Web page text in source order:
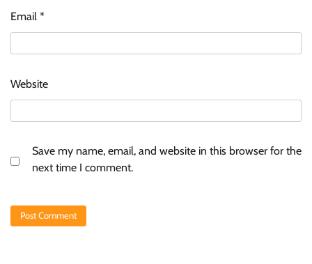
Email *
Website
Save my name, email, and website in this browser for the
next time I comment.